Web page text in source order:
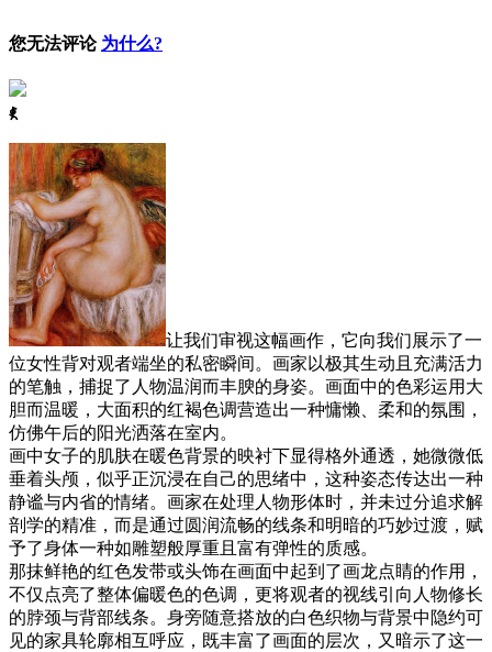
您无法评论 为什么?
ꈅ
让我们审视这幅画作，它向我们展示了一
位女性背对观者端坐的私密瞬间。画家以极其生动且充满活力
的笔触，捕捉了人物温润而丰腴的身姿。画面中的色彩运用大
胆而温暖，大面积的红褐色调营造出一种慵懒、柔和的氛围，
仿佛午后的阳光洒落在室内。
画中女子的肌肤在暖色背景的映衬下显得格外通透，她微微低
垂着头颅，似乎正沉浸在自己的思绪中，这种姿态传达出一种
静谧与内省的情绪。画家在处理人物形体时，并未过分追求解
剖学的精准，而是通过圆润流畅的线条和明暗的巧妙过渡，赋
予了身体一种如雕塑般厚重且富有弹性的质感。
那抹鲜艳的红色发带或头饰在画面中起到了画龙点睛的作用，
不仅点亮了整体偏暖色的色调，更将观者的视线引向人物修长
的脖颈与背部线条。身旁随意搭放的白色织物与背景中隐约可
见的家具轮廓相互呼应，既丰富了画面的层次，又暗示了这一